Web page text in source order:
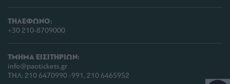
ΤΗΛΕΦΩΝΟ:
+30 210-8709000
ΤΜΗΜΑ ΕΙΣΙΤΗΡΙΩΝ:
info@paotickets.gr
ΤΗΛ: 210 6470990 -991, 210 6465952